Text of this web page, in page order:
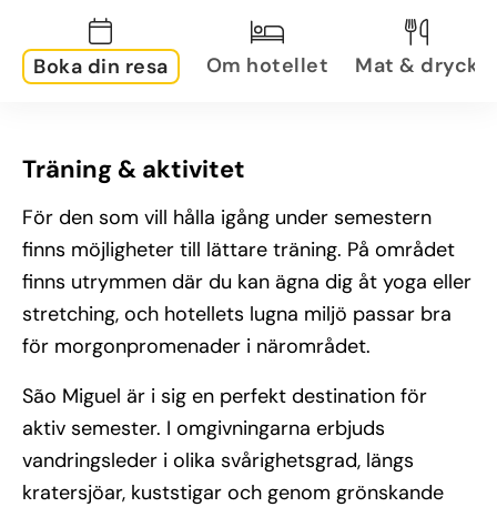
Boka din resa Om hotellet Mat & dryck
Träning & aktivitet
För den som vill hålla igång under semestern
finns möjligheter till lättare träning. På området
finns utrymmen där du kan ägna dig åt yoga eller
stretching, och hotellets lugna miljö passar bra
för morgonpromenader i närområdet.
São Miguel är i sig en perfekt destination för
aktiv semester. I omgivningarna erbjuds
vandringsleder i olika svårighetsgrad, längs
kratersjöar, kuststigar och genom grönskande